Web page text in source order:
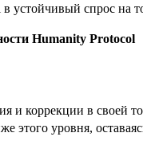
устойчивый спрос на
Humanity Protocol
коррекции в своей
этого уровня,